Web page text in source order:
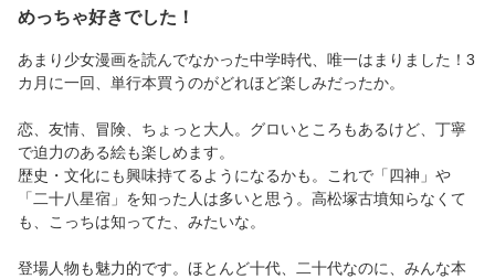
めっちゃ好きでした！
あまり少女漫画を読んでなかった中学時代、唯一はまりました！3
カ月に一回、単行本買うのがどれほど楽しみだったか。
恋、友情、冒険、ちょっと大人。グロいところもあるけど、丁寧
で迫力のある絵も楽しめます。
歴史・文化にも興味持てるようになるかも。これで「四神」や
「二十八星宿」を知った人は多いと思う。高松塚古墳知らなくて
も、こっちは知ってた、みたいな。
登場人物も魅力的です。ほとんど十代、二十代なのに、みんな本